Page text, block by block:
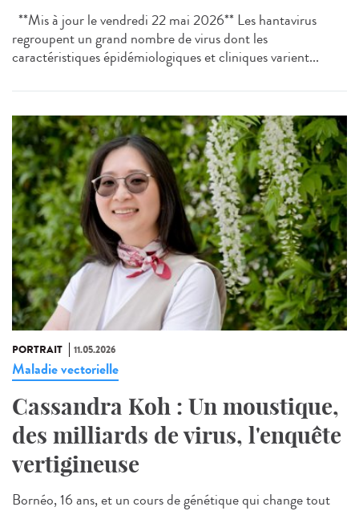
**Mis à jour le vendredi 22 mai 2026** Les hantavirus
regroupent un grand nombre de virus dont les
caractéristiques épidémiologiques et cliniques varient...
PORTRAIT 11.05.2026
Maladie vectorielle
Cassandra Koh : Un moustique,
des milliards de virus, l'enquête
vertigineuse
Bornéo, 16 ans, et un cours de génétique qui change tout